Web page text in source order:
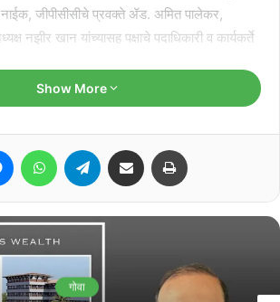
जीपीसीसीचे प्रवक्ते ॲड. अमित पालेकर,
नझीर खान यांच्यासह पक्षाचे पदाधिकारी व कार्यकर्ते
Show More
MessengerWhatsAppTelegram Share via Email